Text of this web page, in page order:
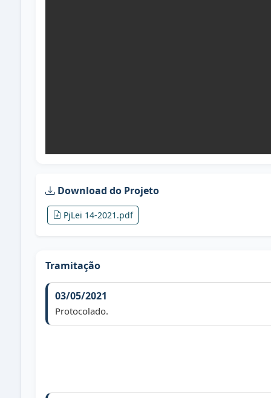
Download do Projeto
PjLei 14-2021.pdf
Tramitação
03/05/2021
Protocolado.